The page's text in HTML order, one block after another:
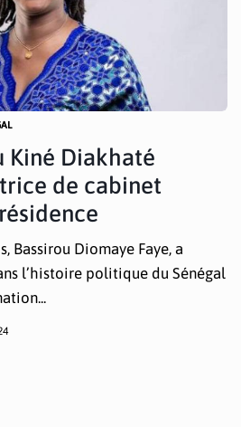
Kiné Diakhaté
de cabinet
Bassirou Diomaye Faye, a
l’histoire politique du Sénégal